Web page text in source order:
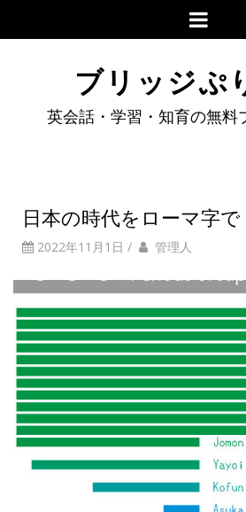
ブリッジぷ
英会話・学習・知育の無料
日本の時代をローマ字で
2022年11月1日 / 管理人